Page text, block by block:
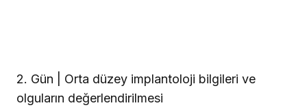
2. Gün | Orta düzey implantoloji bilgileri ve
olguların değerlendirilmesi